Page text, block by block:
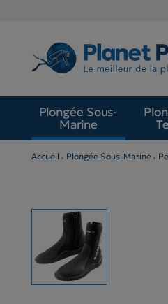
Plongée Sous-
Marine
Accueil Plongée Sous-Marine